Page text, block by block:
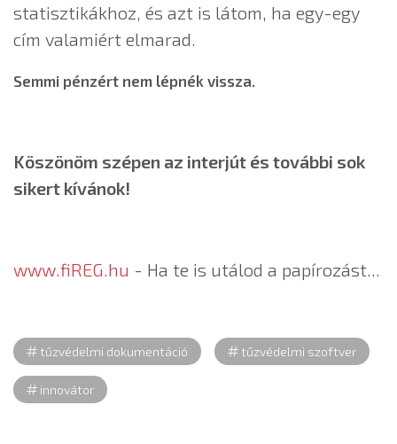
statisztikákhoz, és azt is látom, ha egy-egy
cím valamiért elmarad.
Semmi pénzért nem lépnék vissza.
Köszönöm szépen az interjút és további sok
sikert kívánok!
www.fiREG.hu - Ha te is utálod a papírozást...
tűzvédelmi dokumentáció tűzvédelmi szoftver
innovátor